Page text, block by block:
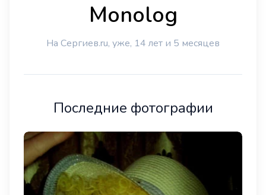
Monolog
На Сергиев.ru, уже, 14 лет и 5 месяцев
Последние фотографии